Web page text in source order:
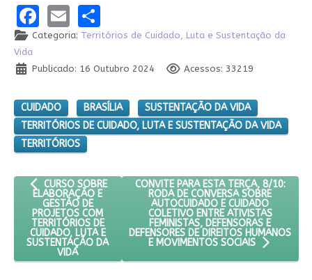
Facebook
EmailShare
Categoria: Territórios de Cuidado, Luta e Sustentação da
Vida
Publicado: 16 Outubro 2024
Acessos: 33219
CUIDADO BRASÍLIA
SUSTENTAÇÃO DA VIDA
TERRITÓRIOS DE CUIDADO, LUTA E SUSTENTAÇÃO DA VIDA
TERRITÓRIOS
ARTIGO ANTERIOR: CURSO SOBRE ELABORAÇÃO E GESTÃO
CURSO SOBRE
ELABORAÇÃO E
GESTÃO DE
PROJETOS COM
TERRITÓRIOS DE
CUIDADO, LUTA E
SUSTENTAÇÃO DA
VIDA
PRÓXIMO ARTIGO: CONVITE PARA
CONVITE PARA ESTA TERÇA, 8/10:
RODA DE CONVERSA SOBRE
AUTOCUIDADO E CUIDADO
COLETIVO ENTRE ATIVISTAS
FEMINISTAS, DEFENSORAS E
DEFENSORES DE DIREITOS HUMANOS
E MOVIMENTOS SOCIAIS